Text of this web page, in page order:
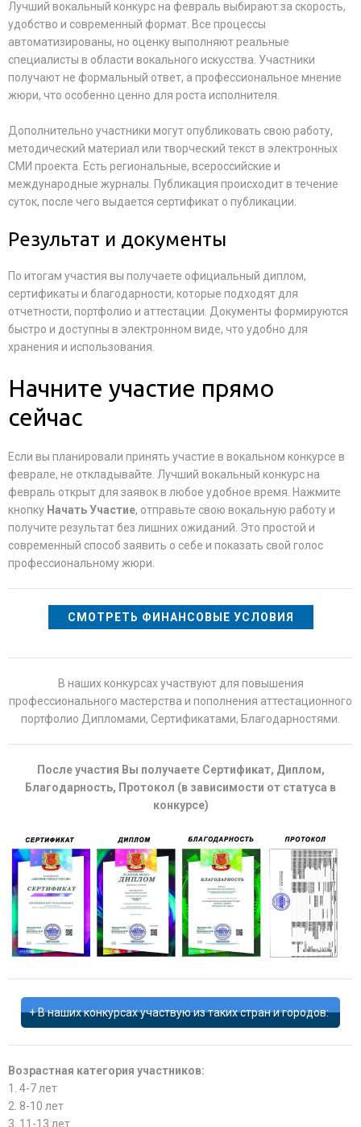
Лучший вокальный конкурс на февраль выбирают за скорость,
удобство и современный формат. Все процессы
автоматизированы, но оценку выполняют реальные
специалисты в области вокального искусства. Участники
получают не формальный ответ, а профессиональное мнение
жюри, что особенно ценно для роста исполнителя.
Дополнительно участники могут опубликовать свою работу,
методический материал или творческий текст в электронных
СМИ проекта. Есть региональные, всероссийские и
международные журналы. Публикация происходит в течение
суток, после чего выдается сертификат о публикации.
Результат и документы
По итогам участия вы получаете официальный диплом,
сертификаты и благодарности, которые подходят для
отчетности, портфолио и аттестации. Документы формируются
быстро и доступны в электронном виде, что удобно для
хранения и использования.
Начните участие прямо
сейчас
Если вы планировали принять участие в вокальном конкурсе в
феврале, не откладывайте. Лучший вокальный конкурс на
февраль открыт для заявок в любое удобное время. Нажмите
кнопку Начать Участие, отправьте свою вокальную работу и
получите результат без лишних ожиданий. Это простой и
современный способ заявить о себе и показать свой голос
профессиональному жюри.
СМОТРЕТЬ ФИНАНСОВЫЕ УСЛОВИЯ
В наших конкурсах участвуют для повышения
профессионального мастерства и пополнения аттестационного
портфолио Дипломами, Сертификатами, Благодарностями.
После участия Вы получаете Сертификат, Диплом,
Благодарность, Протокол (в зависимости от статуса в
конкурсе)
В наших конкурсах участвую из таких стран и городов:
Возрастная категория участников:
1. 4-7 лет
2. 8-10 лет
3. 11-13 лет